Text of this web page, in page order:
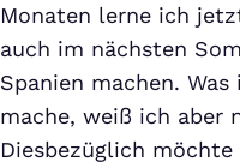
Monaten lerne ich
auch im nächsten
Spanien machen.
mache, weiß ich aber
Diesbezüglich